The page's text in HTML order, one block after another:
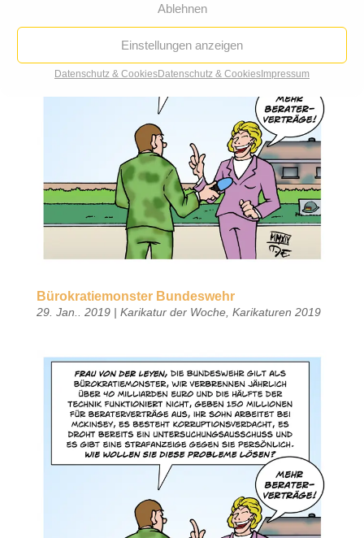
Ablehnen
Einstellungen anzeigen
Datenschutz & CookiesDatenschutz & Cookies Impressum
Bürokratiemonster Bundeswehr
29. Jan.. 2019| Karikatur der Woche, Karikaturen 2019